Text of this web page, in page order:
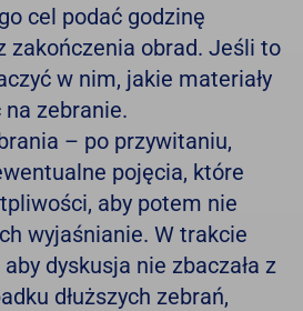
cel podać godzinę
zakończenia obrad. Jeśli to
w nim, jakie materiały
zebranie.
– po przywitaniu,
pojęcia, które
aby potem nie
wyjaśnianie. W trakcie
dyskusja nie zbaczała z
dłuższych zebrań,